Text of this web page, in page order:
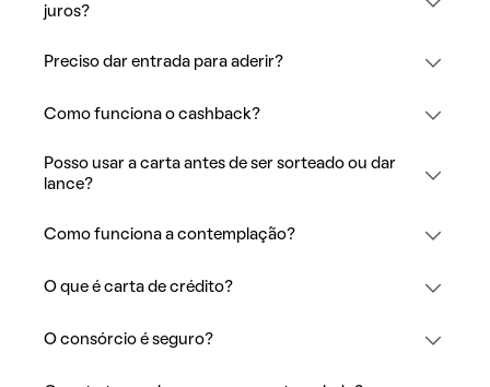
juros?
Preciso dar entrada para aderir?
Como funciona o cashback?
Posso usar a carta antes de ser sorteado ou dar
lance?
Como funciona a contemplação?
O que é carta de crédito?
O consórcio é seguro?